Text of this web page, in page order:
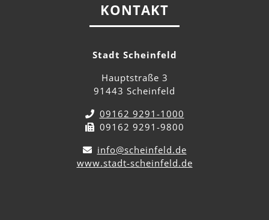
KONTAKT
Stadt Scheinfeld
Hauptstraße 3
91443 Scheinfeld
09162 9291-1000
09162 9291-9800
info@scheinfeld.de
www.stadt-scheinfeld.de